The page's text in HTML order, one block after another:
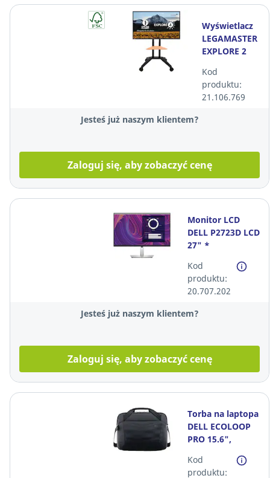
Wyświetlacz
LEGAMASTER
EXPLORE 2
mobilny
(regulowana
wysokość) +
Kod
produktu:
21.106.769
Jesteś już naszym klientem?
Zaloguj się, aby zobaczyć cenę
Monitor LCD
DELL P2723D LCD
27" *
Kod
produktu:
20.707.202
Jesteś już naszym klientem?
Zaloguj się, aby zobaczyć cenę
Torba na laptopa
DELL ECOLOOP
PRO 15.6",
Kod
produktu: